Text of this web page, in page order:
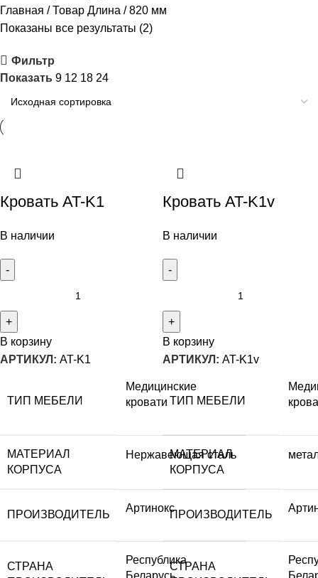
Главная
Товар Длина
820 мм
Показаны все результаты (2)
Фильтр
Показать 9 12 18 24
Кровать AT-K1
В наличии
В корзину
АРТИКУЛ: AT-K1
ТИП МЕБЕЛИ
Медицинские
кровати
МАТЕРИАЛ
КОРПУСА
Нержавеющая сталь
ПРОИЗВОДИТЕЛЬ
Артинокс
СТРАНА
Республика
Беларусь
Кровать AT-K1v
В наличии
В корзину
АРТИКУЛ: AT-K1v
ТИП МЕБЕЛИ
МАТЕРИАЛ
КОРПУСА
ПРОИЗВОДИТЕЛЬ
СТРАНА